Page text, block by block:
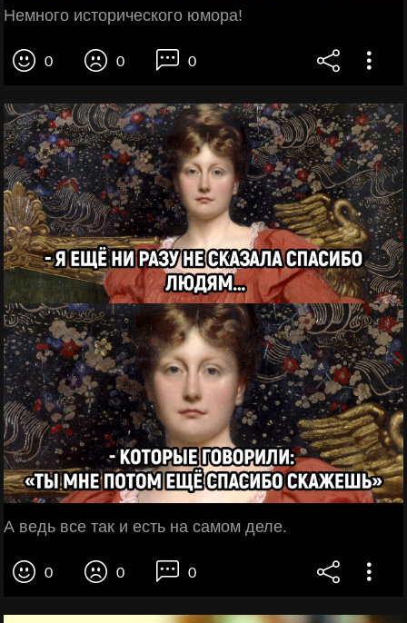
Немного исторического юмора!
0 0 0
А ведь все так и есть на самом деле.
0 0 0